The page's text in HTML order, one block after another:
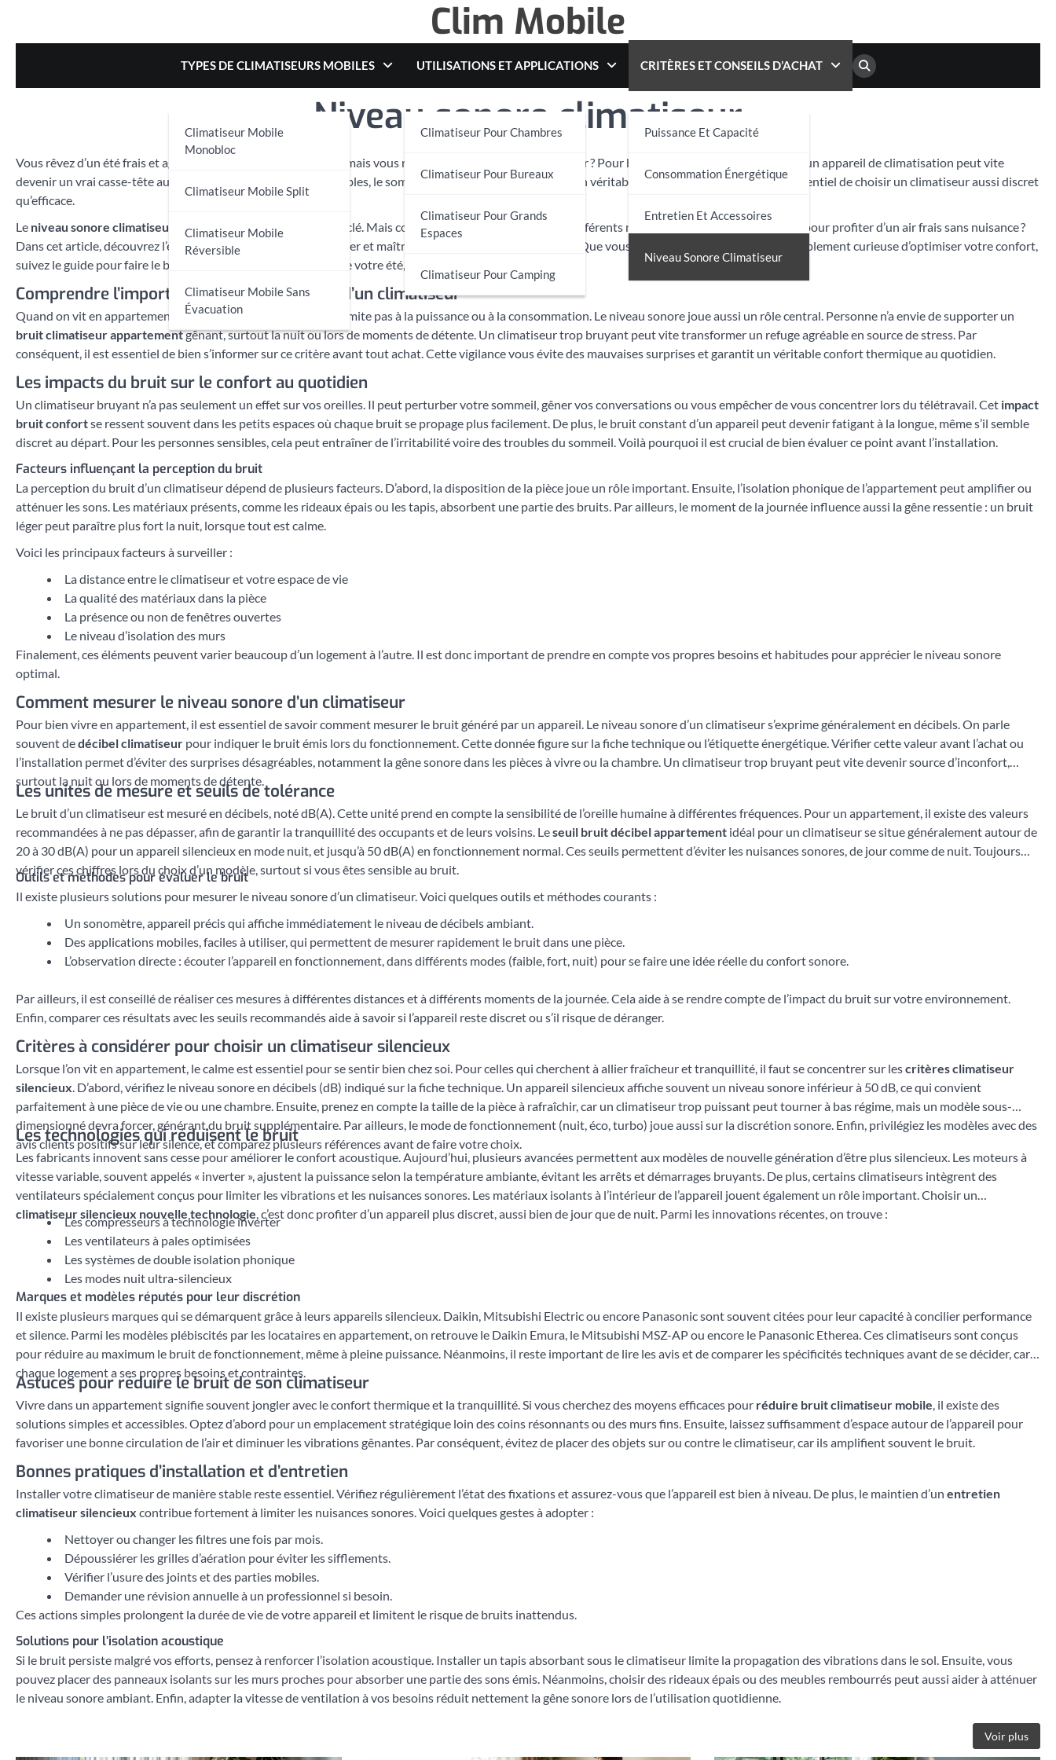
content
Clim Mobile
TYPES DE CLIMATISEURS MOBILES
Climatiseur Mobile
Monobloc
Climatiseur Mobile Split
Climatiseur Mobile
Réversible
Climatiseur Mobile Sans
Évacuation
UTILISATIONS ET APPLICATIONS
Climatiseur Pour Chambres
Climatiseur Pour Bureaux
Climatiseur Pour Grands
Espaces
Climatiseur Pour Camping
CRITÈRES ET CONSEILS D’ACHAT
Puissance Et Capacité
Consommation Énergétique
Entretien Et Accessoires
Niveau Sonore Climatiseur
Niveau sonore climatiseur
Vous rêvez d’un été frais et agréable dans votre appartement, mais vous redoutez le vacarme du climatiseur ? Pour beaucoup de locataires, le bruit d’un appareil de climatisation peut vite
devenir un vrai casse-tête au quotidien. Entre les voisins sensibles, le sommeil perturbé et la recherche d’un véritable havre de paix chez soi, il est essentiel de choisir un climatiseur aussi discret
qu’efficace.
Le niveau sonore climatiseur decibel devient alors un critère clé. Mais comment s’y retrouver parmi les différents modèles, technologies et astuces pour profiter d’un air frais sans nuisance ?
Dans cet article, découvrez l’essentiel pour comprendre, mesurer et maîtriser le bruit de votre climatiseur. Que vous soyez en quête de silence ou simplement curieuse d’optimiser votre confort,
suivez le guide pour faire le bon choix et profiter pleinement de votre été, tout en douceur !
Comprendre l’importance du niveau sonore d’un climatiseur
Quand on vit en appartement, le choix d’un climatiseur ne se limite pas à la puissance ou à la consommation. Le niveau sonore joue aussi un rôle central. Personne n’a envie de supporter un
bruit climatiseur appartementgênant, surtout la nuit ou lors de moments de détente. Un climatiseur trop bruyant peut vite transformer un refuge agréable en source de stress. Par
conséquent, il est essentiel de bien s’informer sur ce critère avant tout achat. Cette vigilance vous évite des mauvaises surprises et garantit un véritable confort thermique au quotidien.
Les impacts du bruit sur le confort au quotidien
Un climatiseur bruyant n’a pas seulement un effet sur vos oreilles. Il peut perturber votre sommeil, gêner vos conversations ou vous empêcher de vous concentrer lors du télétravail. Cet impact
bruit confortse ressent souvent dans les petits espaces où chaque bruit se propage plus facilement. De plus, le bruit constant d’un appareil peut devenir fatigant à la longue, même s’il semble
discret au départ. Pour les personnes sensibles, cela peut entraîner de l’irritabilité voire des troubles du sommeil. Voilà pourquoi il est crucial de bien évaluer ce point avant l’installation.
Facteurs influençant la perception du bruit
La perception du bruit d’un climatiseur dépend de plusieurs facteurs. D’abord, la disposition de la pièce joue un rôle important. Ensuite, l’isolation phonique de l’appartement peut amplifier ou
atténuer les sons. Les matériaux présents, comme les rideaux épais ou les tapis, absorbent une partie des bruits. Par ailleurs, le moment de la journée influence aussi la gêne ressentie : un bruit
léger peut paraître plus fort la nuit, lorsque tout est calme.
Voici les principaux facteurs à surveiller :
La distance entre le climatiseur et votre espace de vie
La qualité des matériaux dans la pièce
La présence ou non de fenêtres ouvertes
Le niveau d’isolation des murs
Finalement, ces éléments peuvent varier beaucoup d’un logement à l’autre. Il est donc important de prendre en compte vos propres besoins et habitudes pour apprécier le niveau sonore
optimal.
Comment mesurer le niveau sonore d’un climatiseur
Pour bien vivre en appartement, il est essentiel de savoir comment mesurer le bruit généré par un appareil. Le niveau sonore d’un climatiseur s’exprime généralement en décibels. On parle
souvent dedécibel climatiseur pour indiquer le bruit émis lors du fonctionnement. Cette donnée figure sur la fiche technique ou l’étiquette énergétique. Vérifier cette valeur avant l’achat ou
l’installation permet d’éviter des surprises désagréables, notamment la gêne sonore dans les pièces à vivre ou la chambre. Un climatiseur trop bruyant peut vite devenir source d’inconfort,
surtout la nuit ou lors de moments de détente.
Les unités de mesure et seuils de tolérance
Le bruit d’un climatiseur est mesuré en décibels, noté dB(A). Cette unité prend en compte la sensibilité de l’oreille humaine à différentes fréquences. Pour un appartement, il existe des valeurs
recommandées à ne pas dépasser, afin de garantir la tranquillité des occupants et de leurs voisins. Leseuil bruit décibel appartement idéal pour un climatiseur se situe généralement autour de
20 à 30 dB(A) pour un appareil silencieux en mode nuit, et jusqu’à 50 dB(A) en fonctionnement normal. Ces seuils permettent d’éviter les nuisances sonores, de jour comme de nuit. Toujours
vérifier ces chiffres lors du choix d’un modèle, surtout si vous êtes sensible au bruit.
Outils et méthodes pour évaluer le bruit
Il existe plusieurs solutions pour mesurer le niveau sonore d’un climatiseur. Voici quelques outils et méthodes courants :
Un sonomètre, appareil précis qui affiche immédiatement le niveau de décibels ambiant.
Des applications mobiles, faciles à utiliser, qui permettent de mesurer rapidement le bruit dans une pièce.
L’observation directe : écouter l’appareil en fonctionnement, dans différents modes (faible, fort, nuit) pour se faire une idée réelle du confort sonore.
Par ailleurs, il est conseillé de réaliser ces mesures à différentes distances et à différents moments de la journée. Cela aide à se rendre compte de l’impact du bruit sur votre environnement.
Enfin, comparer ces résultats avec les seuils recommandés aide à savoir si l’appareil reste discret ou s’il risque de déranger.
Critères à considérer pour choisir un climatiseur silencieux
Lorsque l’on vit en appartement, le calme est essentiel pour se sentir bien chez soi. Pour celles qui cherchent à allier fraîcheur et tranquillité, il faut se concentrer sur lescritères climatiseur
silencieux. D’abord, vérifiez le niveau sonore en décibels (dB) indiqué sur la fiche technique. Un appareil silencieux affiche souvent un niveau sonore inférieur à 50 dB, ce qui convient
parfaitement à une pièce de vie ou une chambre. Ensuite, prenez en compte la taille de la pièce à rafraîchir, car un climatiseur trop puissant peut tourner à bas régime, mais un modèle sous-
dimensionné devra forcer, générant du bruit supplémentaire. Par ailleurs, le mode de fonctionnement (nuit, éco, turbo) joue aussi sur la discrétion sonore. Enfin, privilégiez les modèles avec des
avis clients positifs sur leur silence, et comparez plusieurs références avant de faire votre choix.
Les technologies qui réduisent le bruit
Les fabricants innovent sans cesse pour améliorer le confort acoustique. Aujourd’hui, plusieurs avancées permettent aux modèles de nouvelle génération d’être plus silencieux. Les moteurs à
vitesse variable, souvent appelés « inverter », ajustent la puissance selon la température ambiante, évitant les arrêts et démarrages bruyants. De plus, certains climatiseurs intègrent des
ventilateurs spécialement conçus pour limiter les vibrations et les nuisances sonores. Les matériaux isolants à l’intérieur de l’appareil jouent également un rôle important. Choisir un
climatiseur silencieux nouvelle technologie, c’est donc profiter d’un appareil plus discret, aussi bien de jour que de nuit. Parmi les innovations récentes, on trouve :
Les compresseurs à technologie inverter
Les ventilateurs à pales optimisées
Les systèmes de double isolation phonique
Les modes nuit ultra-silencieux
Marques et modèles réputés pour leur discrétion
Il existe plusieurs marques qui se démarquent grâce à leurs appareils silencieux. Daikin, Mitsubishi Electric ou encore Panasonic sont souvent citées pour leur capacité à concilier performance
et silence. Parmi les modèles plébiscités par les locataires en appartement, on retrouve le Daikin Emura, le Mitsubishi MSZ-AP ou encore le Panasonic Etherea. Ces climatiseurs sont conçus
pour réduire au maximum le bruit de fonctionnement, même à pleine puissance. Néanmoins, il reste important de lire les avis et de comparer les spécificités techniques avant de se décider, car
chaque logement a ses propres besoins et contraintes.
Astuces pour réduire le bruit de son climatiseur
Vivre dans un appartement signifie souvent jongler avec le confort thermique et la tranquillité. Si vous cherchez des moyens efficaces pour réduire bruit climatiseur mobile, il existe des
solutions simples et accessibles. Optez d’abord pour un emplacement stratégique loin des coins résonnants ou des murs fins. Ensuite, laissez suffisamment d’espace autour de l’appareil pour
favoriser une bonne circulation de l’air et diminuer les vibrations gênantes. Par conséquent, évitez de placer des objets sur ou contre le climatiseur, car ils amplifient souvent le bruit.
Bonnes pratiques d’installation et d’entretien
Installer votre climatiseur de manière stable reste essentiel. Vérifiez régulièrement l’état des fixations et assurez-vous que l’appareil est bien à niveau. De plus, le maintien d’un entretien
climatiseur silencieux contribue fortement à limiter les nuisances sonores. Voici quelques gestes à adopter :
Nettoyer ou changer les filtres une fois par mois.
Dépoussiérer les grilles d’aération pour éviter les sifflements.
Vérifier l’usure des joints et des parties mobiles.
Demander une révision annuelle à un professionnel si besoin.
Ces actions simples prolongent la durée de vie de votre appareil et limitent le risque de bruits inattendus.
Solutions pour l’isolation acoustique
Si le bruit persiste malgré vos efforts, pensez à renforcer l’isolation acoustique. Installer un tapis absorbant sous le climatiseur limite la propagation des vibrations dans le sol. Ensuite, vous
pouvez placer des panneaux isolants sur les murs proches pour absorber une partie des sons émis. Néanmoins, choisir des rideaux épais ou des meubles rembourrés peut aussi aider à atténuer
le niveau sonore ambiant. Enfin, adapter la vitesse de ventilation à vos besoins réduit nettement la gêne sonore lors de l’utilisation quotidienne.
Voir plus